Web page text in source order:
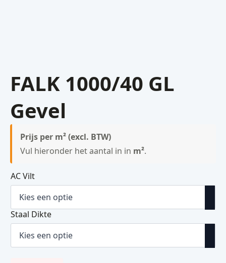
FALK 1000/40 GL
Gevel
Prijs per m² (excl. BTW)
Vul hieronder het aantal in in m².
AC Vilt
Staal Dikte